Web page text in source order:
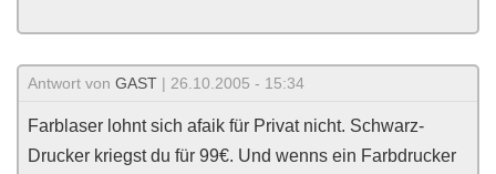
Antwort von GAST | 26.10.2005 - 15:34
Farblaser lohnt sich afaik für Privat nicht. Schwarz-
Drucker kriegst du für 99€. Und wenns ein Farbdrucker